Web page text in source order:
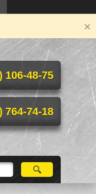
106-48-75
764-74-18